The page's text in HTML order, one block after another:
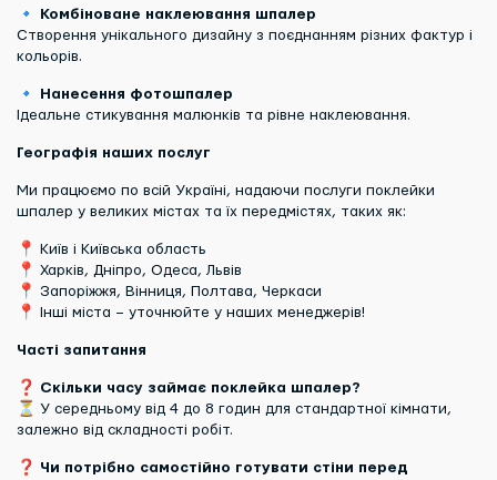
🔹
Комбіноване наклеювання шпалер
Створення унікального дизайну з поєднанням різних фактур і
кольорів.
🔹
Нанесення фотошпалер
Ідеальне стикування малюнків та рівне наклеювання.
Географія наших послуг
Ми працюємо по всій Україні, надаючи послуги поклейки
шпалер у великих містах та їх передмістях, таких як:
📍 Київ і Київська область
📍 Харків, Дніпро, Одеса, Львів
📍 Запоріжжя, Вінниця, Полтава, Черкаси
📍 Інші міста – уточнюйте у наших менеджерів!
Часті запитання
❓ Скільки часу займає поклейка шпалер?
⏳ У середньому від 4 до 8 годин для стандартної кімнати,
залежно від складності робіт.
❓ Чи потрібно самостійно готувати стіни перед